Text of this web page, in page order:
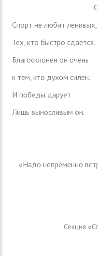
Спорт не любит ленивых,
Тех, кто быстро сдается.
Благосклонен он очень
к тем, кто духом силен.
И победы дарует
Лишь выносливым он.
«Надо непременно
Секция